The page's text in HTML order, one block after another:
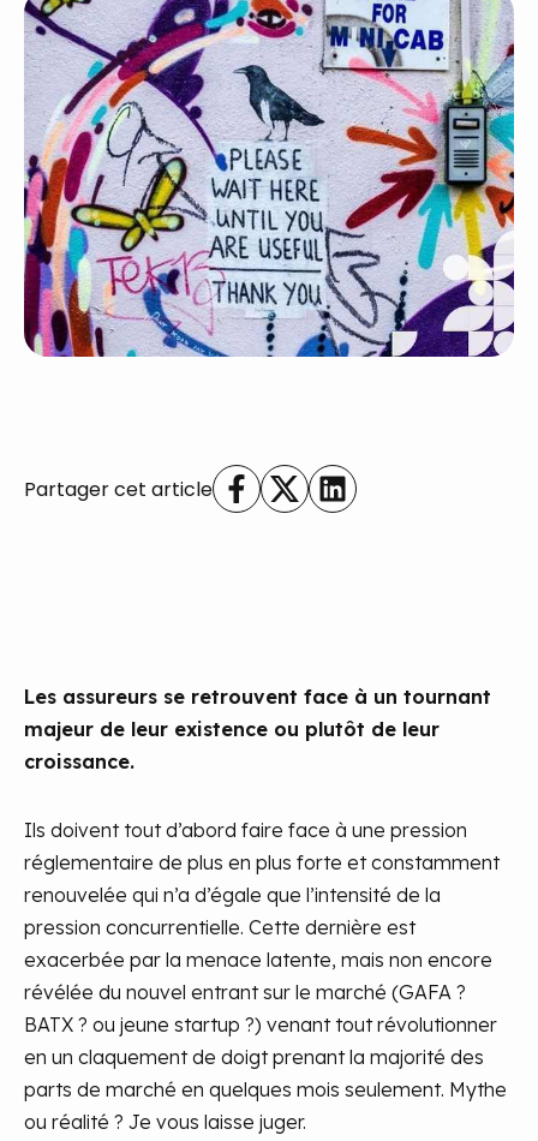
Partager cet article
Les assureurs se retrouvent face à un tournant
majeur de leur existence ou plutôt de leur
croissance.
Ils doivent tout d’abord faire face à une pression
réglementaire de plus en plus forte et constamment
renouvelée qui n’a d’égale que l’intensité de la
pression concurrentielle. Cette dernière est
exacerbée par la menace latente, mais non encore
révélée du nouvel entrant sur le marché (GAFA ?
BATX ? ou jeune startup ?) venant tout révolutionner
en un claquement de doigt prenant la majorité des
parts de marché en quelques mois seulement. Mythe
ou réalité ? Je vous laisse juger.